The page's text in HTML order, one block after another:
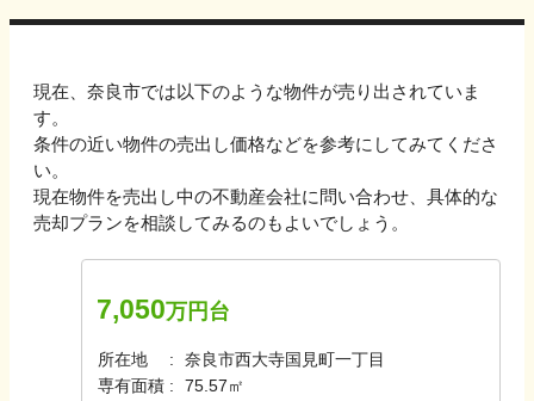
現在、 奈良市では以下のような物件が売り出されていま
す。
条件の近い物件の売出し価格などを参考にしてみてくださ
い。
現在物件を売出し中の不動産会社に問い合わせ、具体的な
売却プランを相談してみるのもよいでしょう。
7,050万円台
所在地
奈良市西大寺国見町一丁目
専有面積
75.57㎡